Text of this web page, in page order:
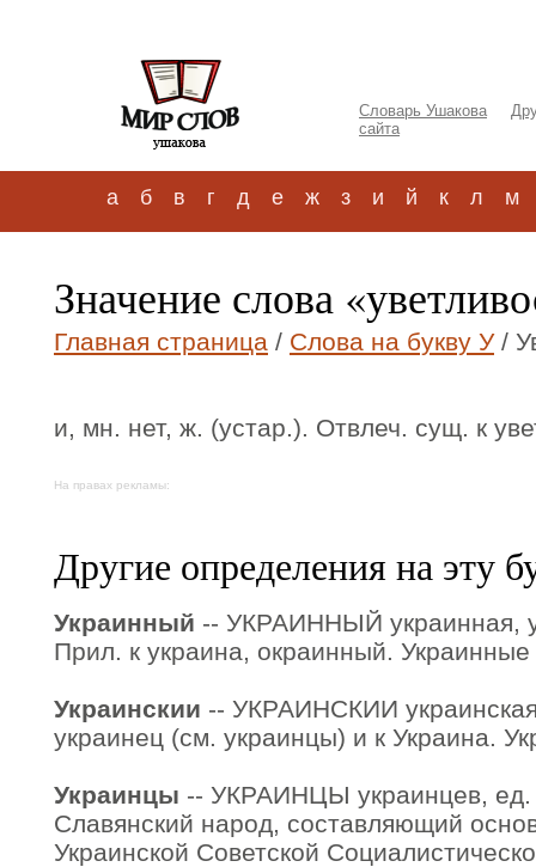
Словарь Ушакова
сайта
а б в г д е ж з и й к л м
Значение слова
Главная страница / Слова на букву У/
и, мн. нет, ж. (устар.). Отвлеч. сущ. к
На правах рекламы:
Другие определения на эту
Украинный -- УКРАИННЫЙ украинная,
Прил. к украина, окраинный. Украинные
Украинскии -- УКРАИНСКИИ
украинец (см. украинцы) и к Украина.
Украинцы -- УКРАИНЦЫ украинцев, ед.
Славянский народ, составляющий
Украинской Советской